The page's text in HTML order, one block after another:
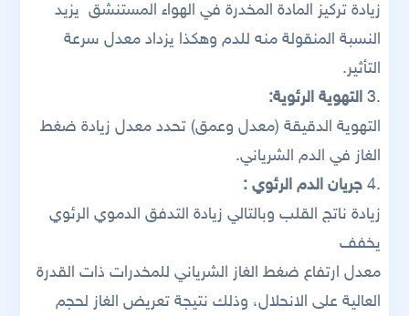
زيادة تركيز المادة المخدرة في الهواء المستنشق يزيد
النسبة المنقولة منه للدم وهكذا يزداد معدل سرعة
التأثير.
.3
التهوية الرئوية:
التهوية الدقيقة (معدل وعمق) تحدد معدل زيادة ضغط
الغاز في الدم الشرياني.
.4
جريان الدم الرئوي :
زيادة ناتج القلب وبالتالي زيادة التدفق الدموي الرئوي
يخفف
معدل ارتفاع ضغط الغاز الشرياني للمخدرات ذات القدرة
العالية على الانحلال، وذلك نتيجة تعريض الغاز لحجم